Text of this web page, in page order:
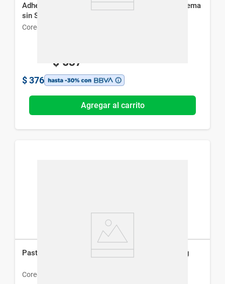
Adhesivo para Prótesis Dentales Ultra Corega Crema
sin Sabor x 40 g
Corega
$ 537
$ 376
Agregar al carrito
Pasta Dental Adhesiva Ultra Corega Menta x 20 g
Corega